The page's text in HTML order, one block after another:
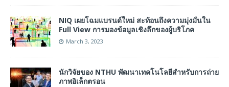
NIQ เผยโฉมแบรนด์ใหม่ สะท้อนถึงความมุ่งมั่นใน
Full View การมองข้อมูลเชิงลึกของผู้บริโภค
March 3, 2023
นักวิจัยของ NTHU พัฒนาเทคโนโลยีสำหรับการถ่าย
ภาพอิเล็กตรอน